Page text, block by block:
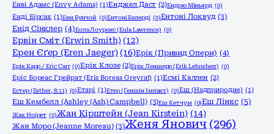
Енві Адамс (Envy Adams) (1)Енджел Даст (2)Ендрю Міньярд (0)
Енді Бірсак (1)Енн Бунчой (0)Ентоні Балерді (0)Ентоні Локвуд (3)
Енід Сінклер (4)Еола Лоуренс (Eula Lawrence) (0)
Ервін Сміт (Erwin Smith) (12)
Ерен Єґер (Eren Jaeger) (16)Ерік (Привид Опери) (4)
Ерік Карр / Eric Carr (0)Ерік Клозе (2)Ерік Леншерр (Erik Lehnsherr) (0)
Еріс Бореас Грейрат (Eris Boreas Greyrat) (1)Есмі Каллен (2)
Естер (Esther, 8:11) (0)Етарі (1)Етер (Ґеншін Імпакт) (0)Еш (Надприродне) (1)
Еш Кембелл (Ashley (Ash) Campbell) (3)Еш Кетчум (0)Еш Лінкс (5)
Жак Ноірет (0)Жан Кірштейн (Jean Kirstein) (14)
Жан Моро (Jeanne Moreau) (3)Женя Янович (296)